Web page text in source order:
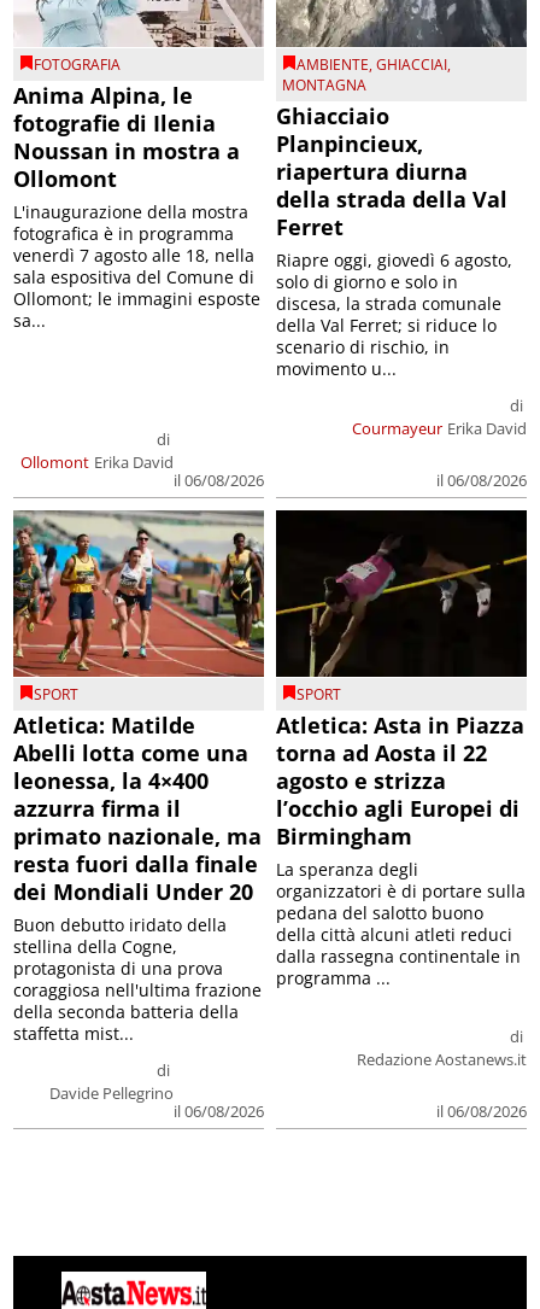
FOTOGRAFIA
Anima Alpina, le
fotografie di Ilenia
Noussan in mostra a
Ollomont
Ollomont
di
Erika David
il 06/08/2026
L'inaugurazione della mostra
fotografica è in programma
venerdì 7 agosto alle 18, nella
sala espositiva del Comune di
Ollomont; le immagini esposte
sa...
AMBIENTE,GHIACCIAI,
MONTAGNA
Ghiacciaio
Planpincieux,
riapertura diurna
della strada della Val
Ferret
Courmayeur
di
Erika David
il 06/08/2026
Riapre oggi, giovedì 6 agosto,
solo di giorno e solo in
discesa, la strada comunale
della Val Ferret; si riduce lo
scenario di rischio, in
movimento u...
SPORT
Atletica: Matilde
Abelli lotta come una
leonessa, la 4×400
azzurra firma il
primato nazionale, ma
resta fuori dalla finale
dei Mondiali Under 20
di
Davide Pellegrino
il 06/08/2026
Buon debutto iridato della
stellina della Cogne,
protagonista di una prova
coraggiosa nell'ultima frazione
della seconda batteria della
staffetta mist...
SPORT
Atletica: Asta in Piazza
torna ad Aosta il 22
agosto e strizza
l’occhio agli Europei di
Birmingham
di
Redazione Aostanews.it
il 06/08/2026
La speranza degli
organizzatori è di portare sulla
pedana del salotto buono
della città alcuni atleti reduci
dalla rassegna continentale in
programma ...